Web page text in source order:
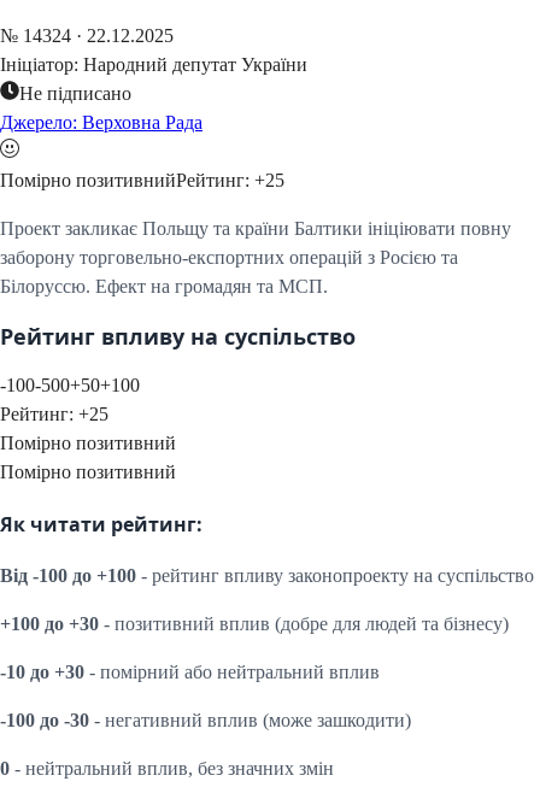
№ 14324 · 22.12.2025
Ініціатор: Народний депутат України
Не підписано
Джерело: Верховна Рада
Помірно позитивнийРейтинг: +25
Проект закликає Польщу та країни Балтики ініціювати повну
заборону торговельно-експортних операцій з Росією та
Білоруссю. Ефект на громадян та МСП.
Рейтинг впливу на суспільство
-100-500+50+100
Рейтинг: +25
Помірно позитивний
Помірно позитивний
Як читати рейтинг:
Від -100 до +100 - рейтинг впливу законопроекту на суспільство
+100 до +30 - позитивний вплив (добре для людей та бізнесу)
-10 до +30 - помірний або нейтральний вплив
-100 до -30 - негативний вплив (може зашкодити)
0 - нейтральний вплив, без значних змін